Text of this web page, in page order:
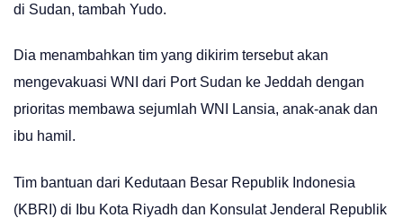
di Sudan, tambah Yudo.
Dia menambahkan tim yang dikirim tersebut akan
mengevakuasi WNI dari Port Sudan ke Jeddah dengan
prioritas membawa sejumlah WNI Lansia, anak-anak dan
ibu hamil.
Tim bantuan dari Kedutaan Besar Republik Indonesia
(KBRI) di Ibu Kota Riyadh dan Konsulat Jenderal Republik